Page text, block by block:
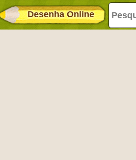
Desenha Online